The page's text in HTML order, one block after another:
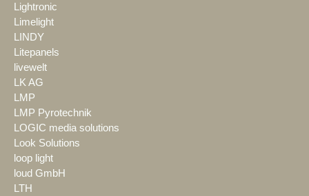
Lightronic
Limelight
LINDY
Litepanels
livewelt
LK AG
LMP
LMP Pyrotechnik
LOGIC media solutions
Look Solutions
loop light
loud GmbH
LTH